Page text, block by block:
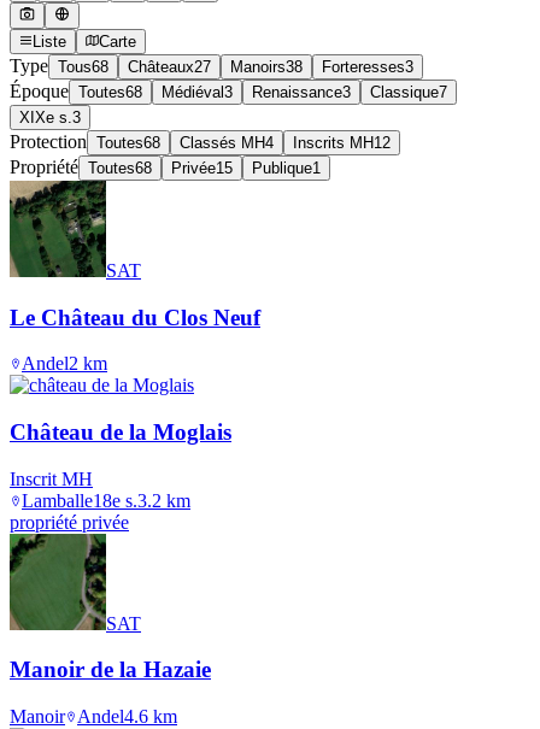
Liste Carte
Type Tous68 Châteaux27 Manoirs38 Forteresses3
Époque Toutes68 Médiéval 3 Renaissance3 Classique7
XIXe s. 3
Protection Toutes68 Classés MH4 Inscrits MH12
Propriété Toutes68 Privée15 Publique1
SAT
Le Château du Clos Neuf
Andel2 km
Château de la Moglais
Inscrit MH
Lamballe18e s.3.2 km
propriété privée
SAT
Manoir de la Hazaie
Manoir Andel4.6 km